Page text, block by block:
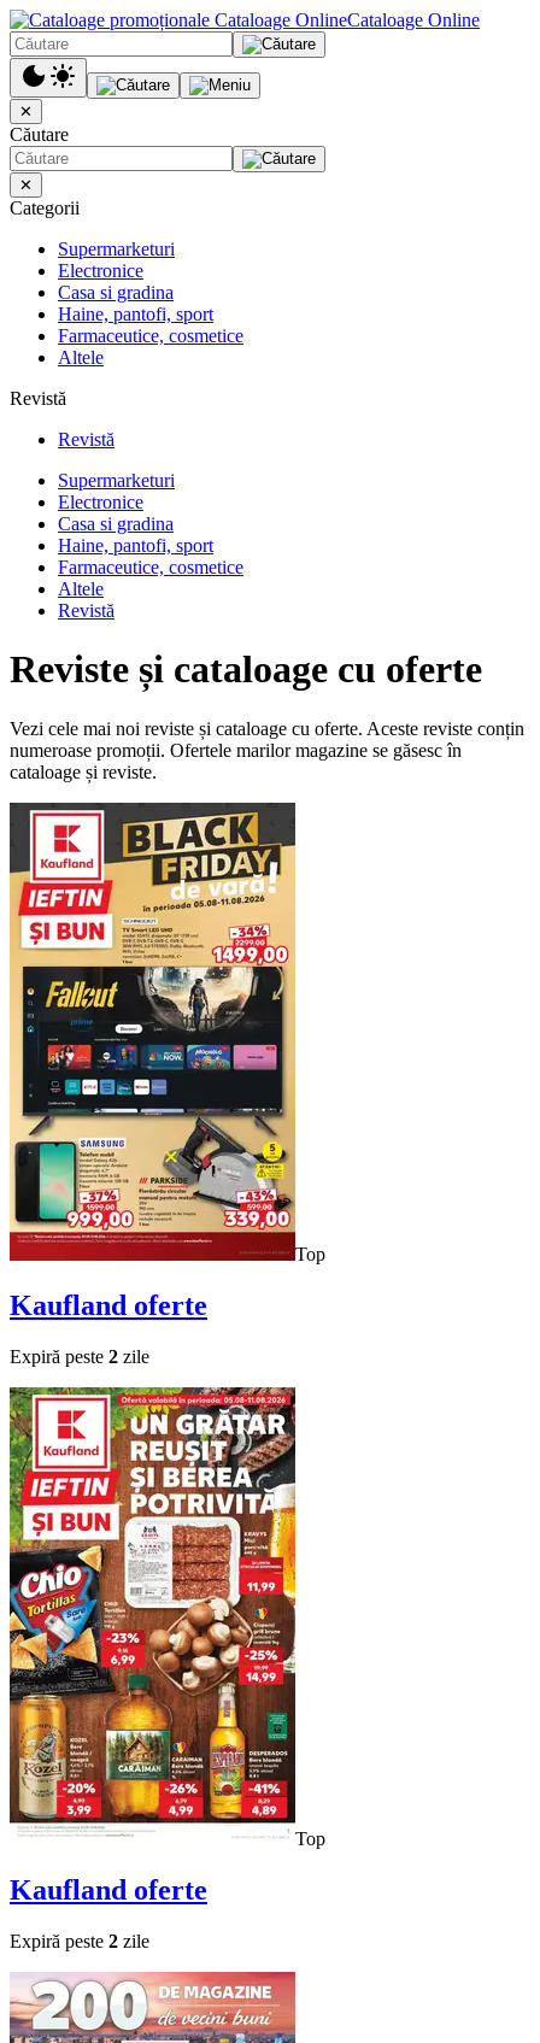
Cataloage Online
✕
Căutare
✕
Categorii
Supermarketuri
Electronice
Casa si gradina
Haine, pantofi, sport
Farmaceutice, cosmetice
Altele
Revistă
Revistă
Supermarketuri
Electronice
Casa si gradina
Haine, pantofi, sport
Farmaceutice, cosmetice
Altele
Revistă
Reviste și cataloage cu oferte
Vezi cele mai noi reviste și cataloage cu oferte. Aceste reviste conțin
numeroase promoții. Ofertele marilor magazine se găsesc în
cataloage și reviste.
Top
Kaufland oferte
Expiră peste 2 zile
Top
Kaufland oferte
Expiră peste 2 zile